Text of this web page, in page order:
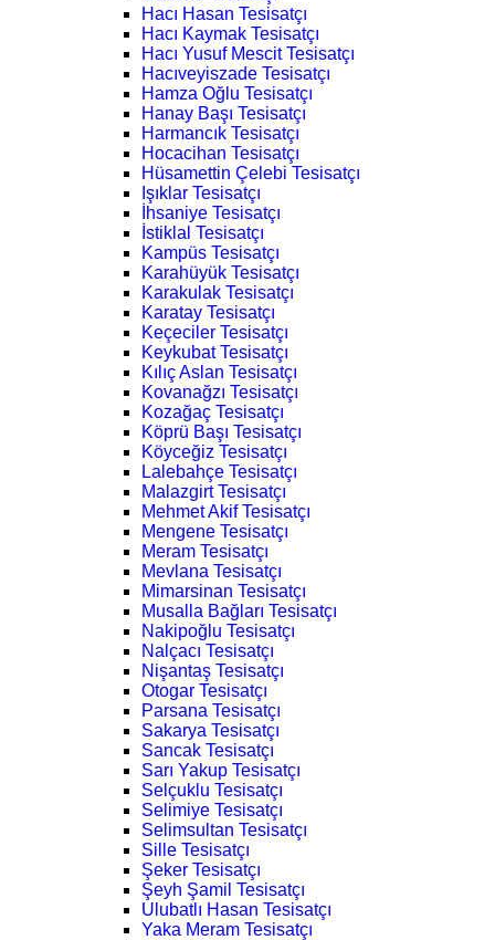
Hacı Hasan Tesisatçı
Hacı Kaymak Tesisatçı
Hacı Yusuf Mescit Tesisatçı
Hacıveyiszade Tesisatçı
Hamza Oğlu Tesisatçı
Hanay Başı Tesisatçı
Harmancık Tesisatçı
Hocacihan Tesisatçı
Hüsamettin Çelebi Tesisatçı
Işıklar Tesisatçı
İhsaniye Tesisatçı
İstiklal Tesisatçı
Kampüs Tesisatçı
Karahüyük Tesisatçı
Karakulak Tesisatçı
Karatay Tesisatçı
Keçeciler Tesisatçı
Keykubat Tesisatçı
Kılıç Aslan Tesisatçı
Kovanağzı Tesisatçı
Kozağaç Tesisatçı
Köprü Başı Tesisatçı
Köyceğiz Tesisatçı
Lalebahçe Tesisatçı
Malazgirt Tesisatçı
Mehmet Akif Tesisatçı
Mengene Tesisatçı
Meram Tesisatçı
Mevlana Tesisatçı
Mimarsinan Tesisatçı
Musalla Bağları Tesisatçı
Nakipoğlu Tesisatçı
Nalçacı Tesisatçı
Nişantaş Tesisatçı
Otogar Tesisatçı
Parsana Tesisatçı
Sakarya Tesisatçı
Sancak Tesisatçı
Sarı Yakup Tesisatçı
Selçuklu Tesisatçı
Selimiye Tesisatçı
Selimsultan Tesisatçı
Sille Tesisatçı
Şeker Tesisatçı
Şeyh Şamil Tesisatçı
Ulubatlı Hasan Tesisatçı
Yaka Meram Tesisatçı